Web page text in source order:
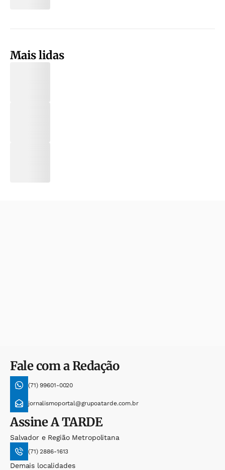
Mais lidas
Fale com a Redação
(71) 99601-0020
jornalismoportal@grupoatarde.com.br
AssineA TARDE
Salvador e Região Metropolitana
(71) 2886-1613
Demais localidades